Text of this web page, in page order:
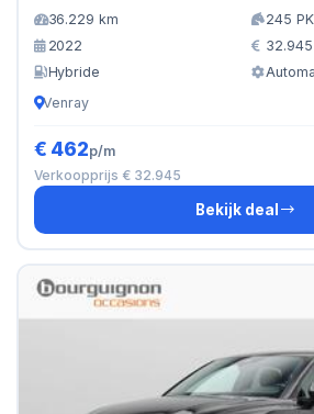
36.229 km
245 PK
2022
32.945
Hybride
Venray
€ 462p/m
Verkoopprijs € 32.945
Bekijk deal